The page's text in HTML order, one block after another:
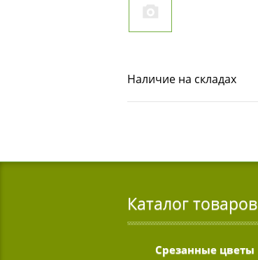
Наличие на складах
Каталог товаров
Срезанные цветы